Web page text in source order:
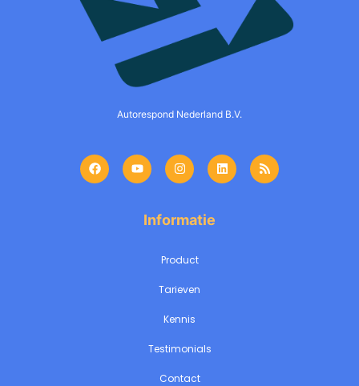
Autorespond Nederland B.V.
Informatie
Product
Tarieven
Kennis
Testimonials
Contact